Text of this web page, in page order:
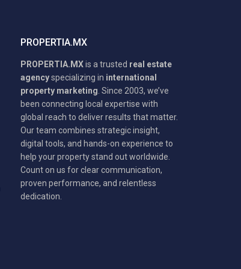
PROPERTIA.MX
PROPERTIA.MXis a trusted real estate
agencyspecializing in international
property marketing . Since 2003, we’ve
been connecting local expertise with
global reach to deliver results that matter.
Our team combines strategic insight,
digital tools, and hands-on experience to
help your property stand out worldwide.
Count on us for clear communication,
proven performance, and relentless
dedication.